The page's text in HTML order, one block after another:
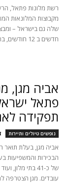
רשת מלונות פתאל,
מקבוצות המלונאות
שלה גם בישראל –
חדשים ב 12 חודשים, בהשקעה כוללת של...
אביה מגן,
פתאל
תפקידה לאחר 24
נופשים טיולים ותיירות
אביה מגן, בעלת
הבכירות והמשפיעות
עובדים. מגן הצטרפה